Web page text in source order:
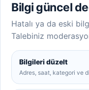
Bilgi güncel
Hatalı ya da eski
Talebiniz
Bilgileri düzelt
Adres, saat, kategori ve